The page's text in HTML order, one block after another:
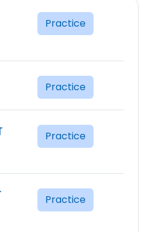
Practice
Practice
Practice
Practice